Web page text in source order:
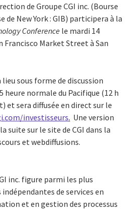
de Groupe CGI inc. (Bourse
de New York : GIB) participera à la
Conference le mardi 14
Francisco Market Street à San
sous forme de discussion
heure normale du Pacifique (12 h
et sera diffusée en direct sur le
investisseurs. Une version
suite sur le site de CGI dans la
et webdiffusions.
inc. figure parmi les plus
de services en
et en gestion des processus